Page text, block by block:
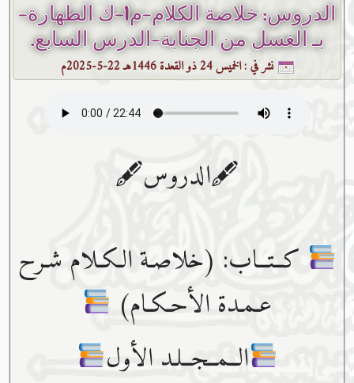
الدروس: خلاصة الكلام-م1-ك الطهارة-
بـ الغسل من الجنابة-الدرس السابع.
نشر في :الخميس 24 ذو القعدة 1446هـ 22-5-2025م
🖋الدروس🖋
كــتــاب: (خلاصـة الـكـلام شـرح
عـمـدة الأحـكـام)
الــمــجــلـد الأول